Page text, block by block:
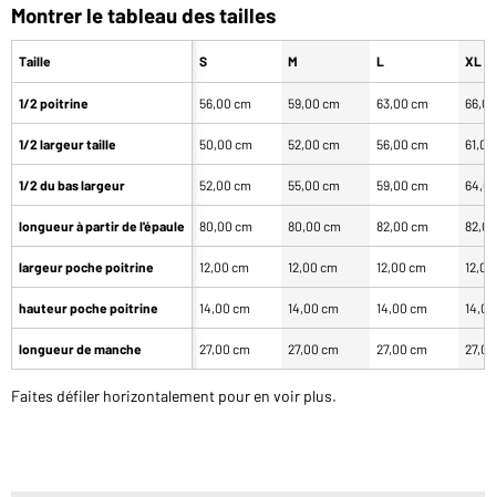
Montrer le tableau des tailles
Taille
1/2 poitrine
1/2 largeur taille
1/2 du bas largeur
longueur à partir de l'épaule
largeur poche poitrine
hauteur poche poitrine
longueur de manche
S M L XL
56,00 cm 59,00 cm 63,00 cm
50,00 cm 52,00 cm 56,00 cm
52,00 cm 55,00 cm 59,00 cm
80,00 cm 80,00 cm 82,00 cm
12,00 cm 12,00 cm 12,00 cm
14,00 cm 14,00 cm 14,00 cm
27,00 cm 27,00 cm 27,00 cm
Faites défiler horizontalement pour en voir plus.